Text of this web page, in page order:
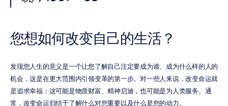
您想如何改变自己的生活？
发现您人生的意义是一个让您了解自己注定要成为谁、成为什么样的人的
机会，这是在更大范围内引领变革的第一步。对一些人来说，改变命运就
是追求幸福：这可能是物质财富、精神启迪，也可能是为人类服务。通
常，改变命运归结于了解什么对您重要以及什么是您的动力。